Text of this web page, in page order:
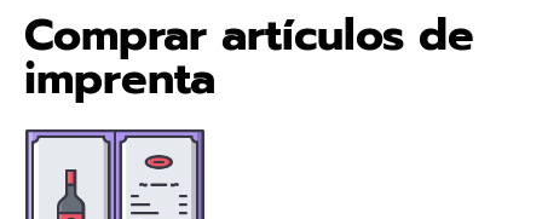
Comprar artículos de
imprenta